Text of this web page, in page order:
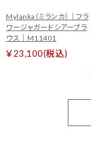
Mylanka（ミランカ）｜フラ
ワージャガードシアーブラ
ウス｜M11401
￥23,100(税込)